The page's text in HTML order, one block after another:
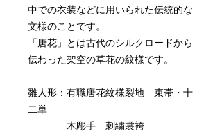
中での衣装などに用いられた伝統的な
文様のことです。
「唐花」とは古代のシルクロードから
伝わった架空の草花の紋様です。
雛人形：有職唐花紋様裂地 束帯・十
二単
木彫手 刺繍裳袴